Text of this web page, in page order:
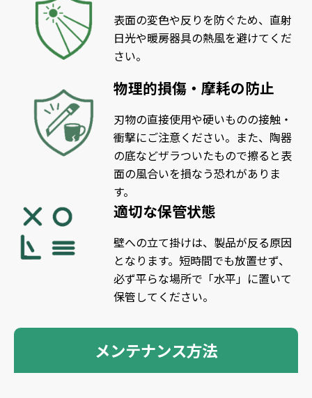
表面の変色や反りを防ぐため、直射
日光や暖房器具の熱風を避けてくだ
さい。
物理的損傷・摩耗の防止
刃物の直接使用や硬いものの接触・
衝撃にご注意ください。また、陶器
の底などザラついたもので擦ると表
面の風合いを損なう恐れがありま
す。
適切な保管状態
壁への立て掛けは、製品が反る原因
となります。短時間でも放置せず、
必ず平らな場所で「水平」に置いて
保管してください。
メンテナンス方法